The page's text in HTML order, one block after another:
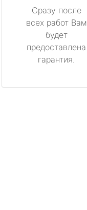
Сразу после
всех работ Вам
будет
предоставлена
гарантия.